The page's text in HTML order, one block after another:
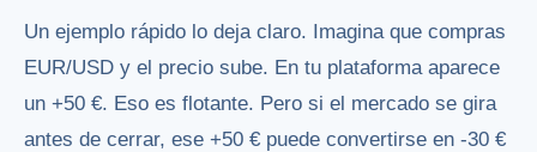
Un ejemplo rápido lo deja claro. Imagina que compras
EUR/USD y el precio sube. En tu plataforma aparece
un +50 €. Eso es flotante. Pero si el mercado se gira
antes de cerrar, ese +50 € puede convertirse en -30 €